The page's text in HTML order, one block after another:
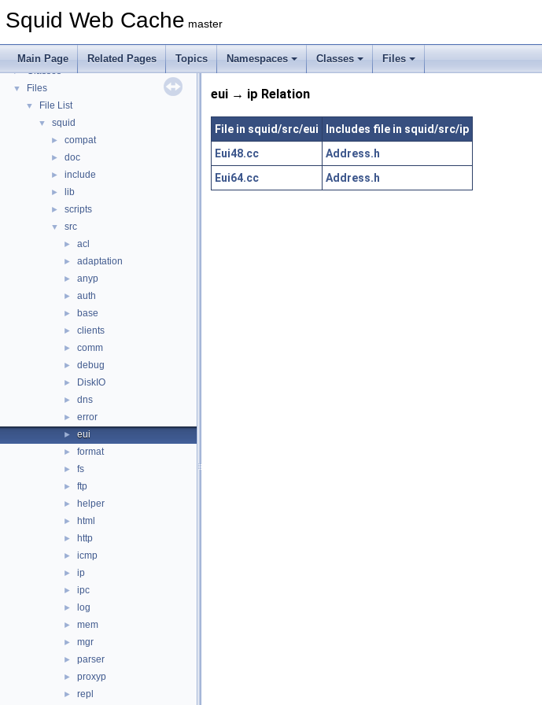
Squid Web Cache master
Main Page Related Pages Topics Namespaces Classes Files
Deprecated List
► Namespaces
► Classes
▼ Files
▼ File List
▼ squid
► compat
► doc
► include
► lib
► scripts
▼ src
► acl
► adaptation
► anyp
► auth
► base
► clients
► comm
► debug
► DiskIO
► dns
► error
► eui
► format
► fs
► ftp
► helper
► html
► http
► icmp
► ip
► ipc
► log
► mem
► mgr
► parser
► proxyp
► repl
eui → ip Relation
File in squid/src/eui
Includes file in squid/src/ip
Eui48.cc
Address.h
Eui64.cc
Address.h